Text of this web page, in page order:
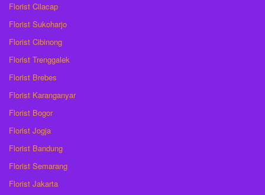
Florist Cilacap
Florist Sukoharjo
Florist Cibinong
Florist Trenggalek
Florist Brebes
Florist Karanganyar
Florist Bogor
Florist Jogja
Florist Bandung
Florist Semarang
Florist Jakarta